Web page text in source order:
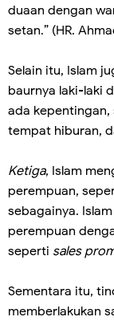
duaan dengan
setan.” (HR.
Selain itu, Islam
baurnya laki-laki
ada
tempat hiburan,
Ketiga, Islam
perempuan,
sebagainya.
perempuan
seperti sales
Sementara itu,
memberlakukan